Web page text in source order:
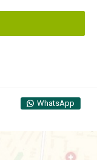
WhatsApp